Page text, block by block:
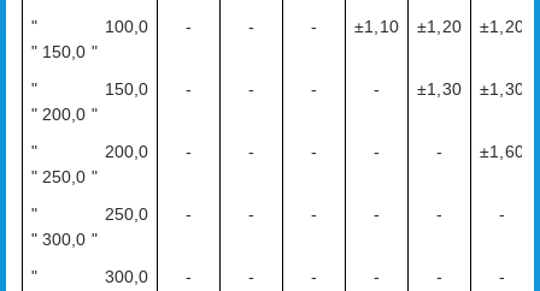
" 100,0
" 150,0 "
- - - ±1,10 ±1,20 ±1,20
" 150,0
" 200,0 "
- - - - ±1,30 ±1,30
" 200,0
" 250,0 "
- - - - - ±1,60
" 250,0
" 300,0 "
- - - - - -
" 300,0
- - - - - -